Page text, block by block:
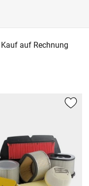
Kauf auf Rechnung